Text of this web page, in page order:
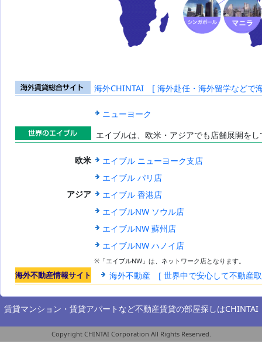
海外賃貸総合
海外CHINTAI [ 海外赴任・海外留学などで
ニューヨーク
エイブルは、欧米・アジアでも店舗展開を
欧米
エイブル ニューヨーク支店
エイブル パリ店
アジア
エイブル 香港店
エイブルNW ソウル店
エイブルNW 蘇州店
エイブルNW ハノイ店
※「エイブルNW」は、ネットワーク店となります。
海外不動産情報サイト 海外不動産 [ 世界中で安心して不動産
賃貸マンション・賃貸アパートなど不動産賃貸の部屋探しはCHINTAI
Copyright CHINTAI Corporation All Rights Reserved.